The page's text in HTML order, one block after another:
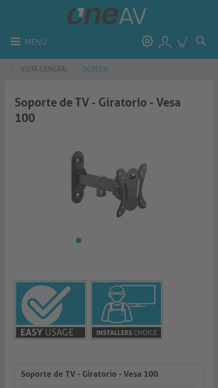
MENÚ
VISTA GENERAL SCREEN
Soporte de TV - Giratorio - Vesa
100
Soporte de TV - Giratorio - Vesa 100